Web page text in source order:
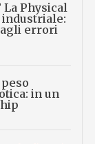
La Physical
industriale:
errori
in un